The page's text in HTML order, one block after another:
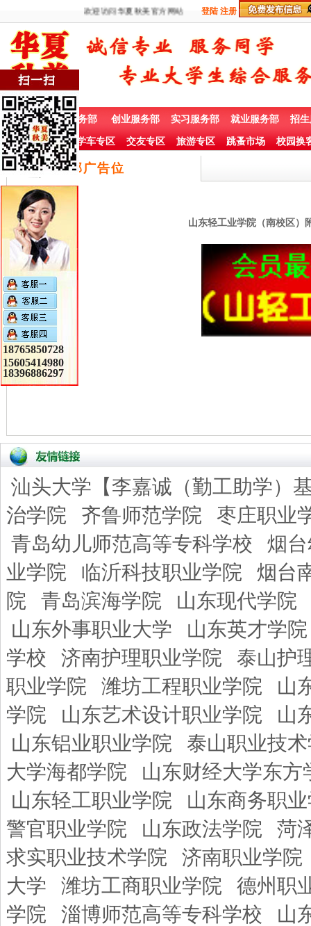
欢迎访问华夏秋美官方网站 登陆 注册
首 页 兼职服务部 创业服务部 实习服务部 就业服务部 招
社团赞助专栏 学车专区 交友专区 旅游专区 跳蚤市场 校园换
底部广告位
山东轻工业学院（南校区）
汕头大学【李嘉诚（勤工助学）
治学院
齐鲁师范学院
枣庄职业
青岛幼儿师范高等专科学校
烟
业学院
临沂科技职业学院
烟台
院
青岛滨海学院
山东现代学院
山东外事职业大学
山东英才学院
学校
济南护理职业学院
泰山护
职业学院
潍坊工程职业学院
山
学院
山东艺术设计职业学院
山
山东铝业职业学院
泰山职业技
大学海都学院
山东财经大学东方
山东轻工职业学院
山东商务职
警官职业学院
山东政法学院
菏
求实职业技术学院
济南职业学院
大学
潍坊工商职业学院
德州职
学院
淄博师范高等专科学校
山
18765850728
15605414980
18396886297